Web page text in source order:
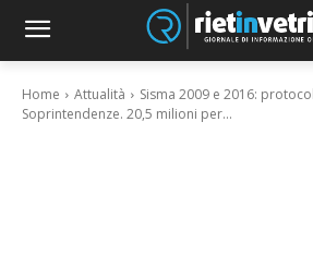
Home Attualità
Sisma 2009 e 2016:
Soprintendenze. 20,5 milioni per...